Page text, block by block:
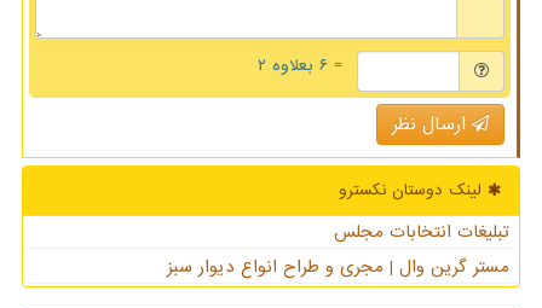
= ۶ بعلاوه ۲
ارسال نظر
لینک دوستان نكسترو
تبلیغات انتخابات مجلس
مستر گرین وال | مجری و طراح انواع دیوار سبز